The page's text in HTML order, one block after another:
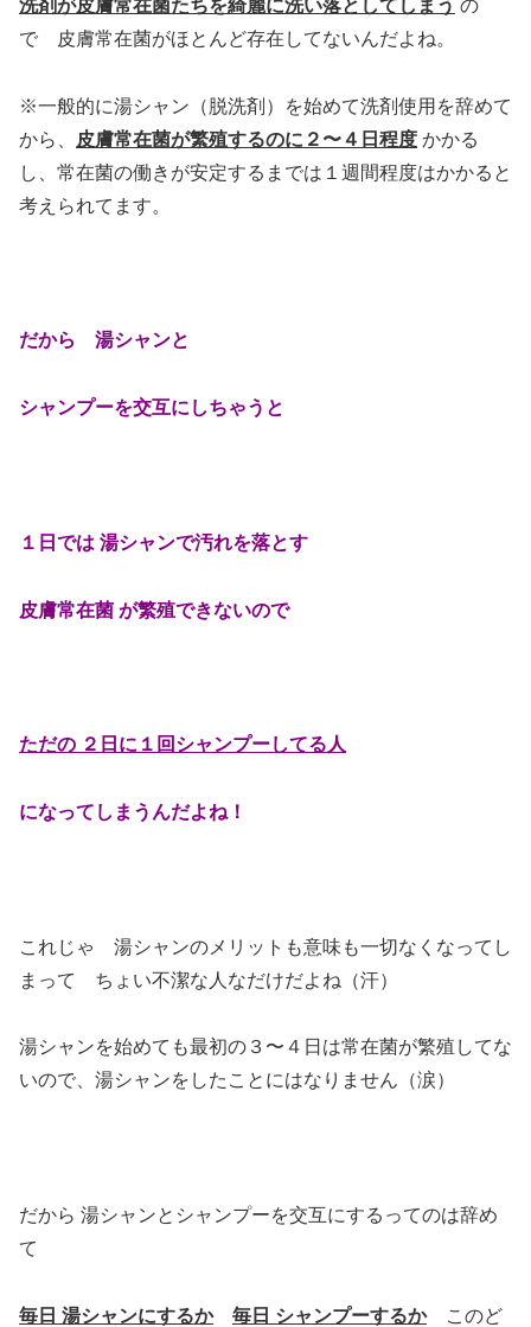
洗剤が皮膚常在菌たちを綺麗に洗い落としてしまう の
で 皮膚常在菌がほとんど存在してないんだよね。
※一般的に湯シャン（脱洗剤）を始めて洗剤使用を辞めて
から、
皮膚常在菌が繁殖するのに２〜４日程度 かかる
し、常在菌の働きが安定するまでは１週間程度はかかると
考えられてます。
だから 湯シャンと
シャンプーを交互にしちゃうと
１日では 湯シャンで汚れを落とす
皮膚常在菌 が繁殖できないので
ただの ２日に１回シャンプーしてる人
になってしまうんだよね！
これじゃ 湯シャンのメリットも意味も一切なくなってし
まって ちょい不潔な人なだけだよね（汗）
湯シャンを始めても最初の３〜４日は常在菌が繁殖してな
いので、湯シャンをしたことにはなりません（涙）
だから 湯シャンとシャンプーを交互にするってのは辞め
て
毎日 湯シャンにするか 毎日 シャンプーするかこのど